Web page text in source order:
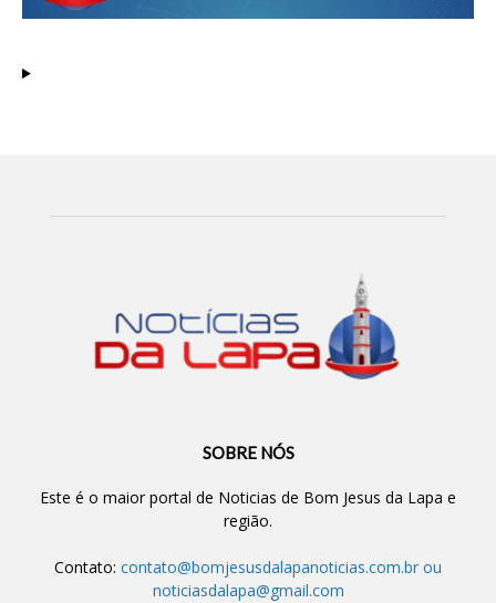
SOBRE NÓS
Este é o maior portal de Noticias de Bom Jesus da Lapa e
região.
Contato: contato@bomjesusdalapanoticias.com.br ou
noticiasdalapa@gmail.com